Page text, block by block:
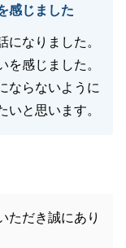
感じました
になりました。
感じました。
ならないように
いと思います。
ただき誠にあり